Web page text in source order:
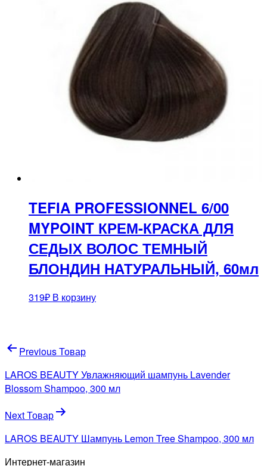
TEFIA PROFESSIONNEL 6/00
MYPOINT КРЕМ-КРАСКА ДЛЯ
СЕДЫХ ВОЛОС ТЕМНЫЙ
БЛОНДИН НАТУРАЛЬНЫЙ, 60мл
319₽ В корзину
Навигация
по
записям
Previous Товар
LAROS BEAUTY Увлажняющий шампунь Lavender
Blossom Shampoo, 300 мл
Next Товар
LAROS BEAUTY Шампунь Lemon Tree Shampoo, 300 мл
Интернет-магазин